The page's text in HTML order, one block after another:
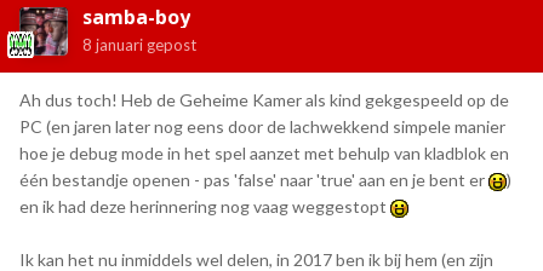
samba-boy
8 januari gepost
Ah dus toch! Heb de Geheime Kamer als kind gekgespeeld op de
PC (en jaren later nog eens door de lachwekkend simpele manier
hoe je debug mode in het spel aanzet met behulp van kladblok en
één bestandje openen - pas 'false' naar 'true' aan en je bent er
)
en ik had deze herinnering nog vaag weggestopt
Ik kan het nu inmiddels wel delen, in 2017 ben ik bij hem (en zijn